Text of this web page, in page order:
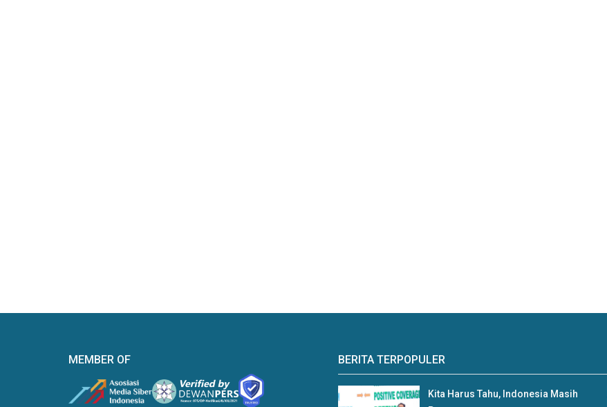
MEMBER OF BERITA TERPOPULER
Kita Harus Tahu, Indonesia Masih